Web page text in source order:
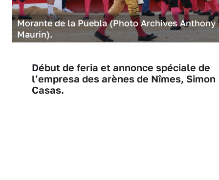
Morante de la Puebla (Photo Archives Anthony
Maurin).
Début de feria et annonce spéciale de
l’empresa des arènes de Nîmes, Simon
Casas.